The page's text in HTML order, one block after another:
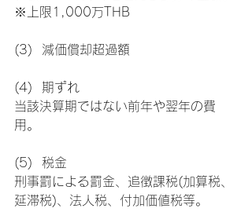
※上限1,000万THB
(3)  減価償却超過額
(4)  期ずれ
当該決算期ではない前年や翌年の費
用。
(5)  税金
刑事罰による罰金、追徴課税(加算税、
延滞税)、法人税、付加価値税等。